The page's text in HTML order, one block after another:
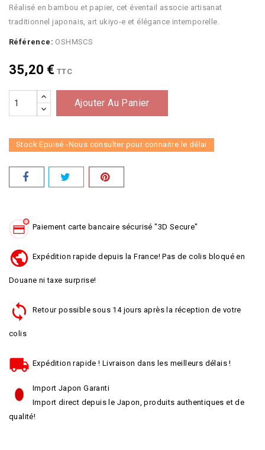
Réalisé en bambou et papier, cet éventail associe artisanat
traditionnel japonais, art ukiyo-e et élégance intemporelle.
Référence: OSHMSCS
35,20 € TTC
Ajouter Au Panier
Stock Epuisé -Nous consulter pour connaitre le délai
Paiement carte bancaire sécurisé "3D Secure"
Expédition rapide depuis la France! Pas de colis bloqué en
Douane ni taxe surprise!
Retour possible sous 14 jours après la réception de votre
colis
Expédition rapide ! Livraison dans les meilleurs délais !
Import Japon Garanti
Import direct depuis le Japon, produits authentiques et de
qualité!